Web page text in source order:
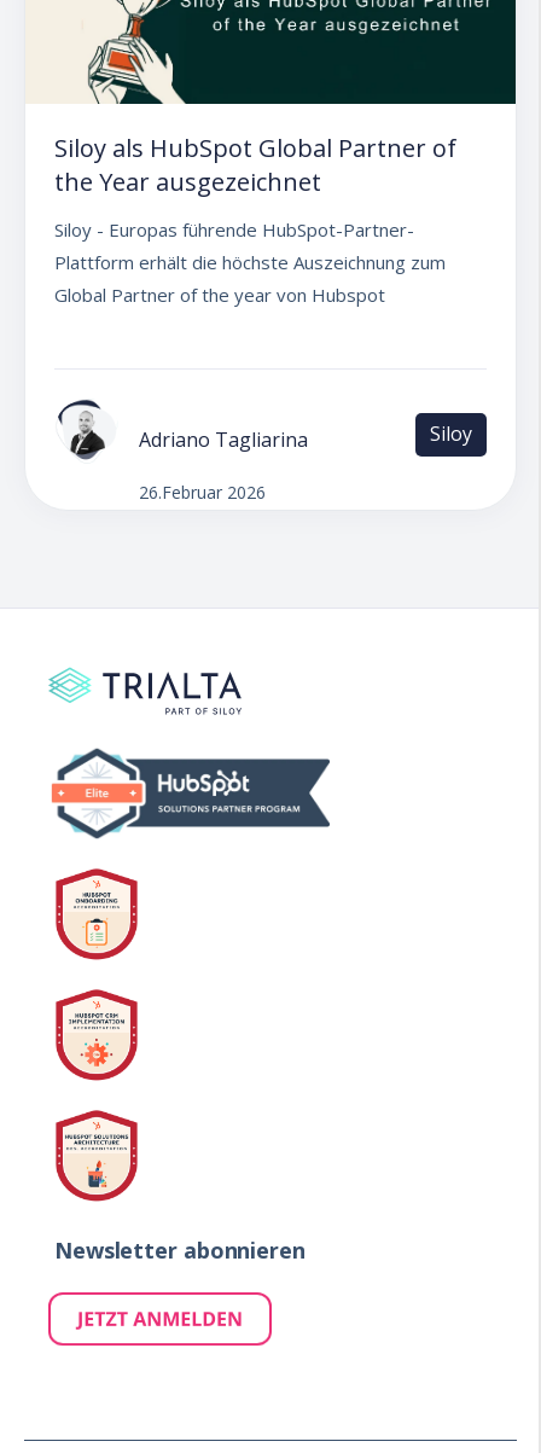
Siloy als HubSpot Global Partner of
the Year ausgezeichnet
Siloy - Europas führende HubSpot-Partner-
Plattform erhält die höchste Auszeichnung zum
Global Partner of the year von Hubspot
Adriano Tagliarina
26.Februar 2026
Siloy
Newsletter abonnieren